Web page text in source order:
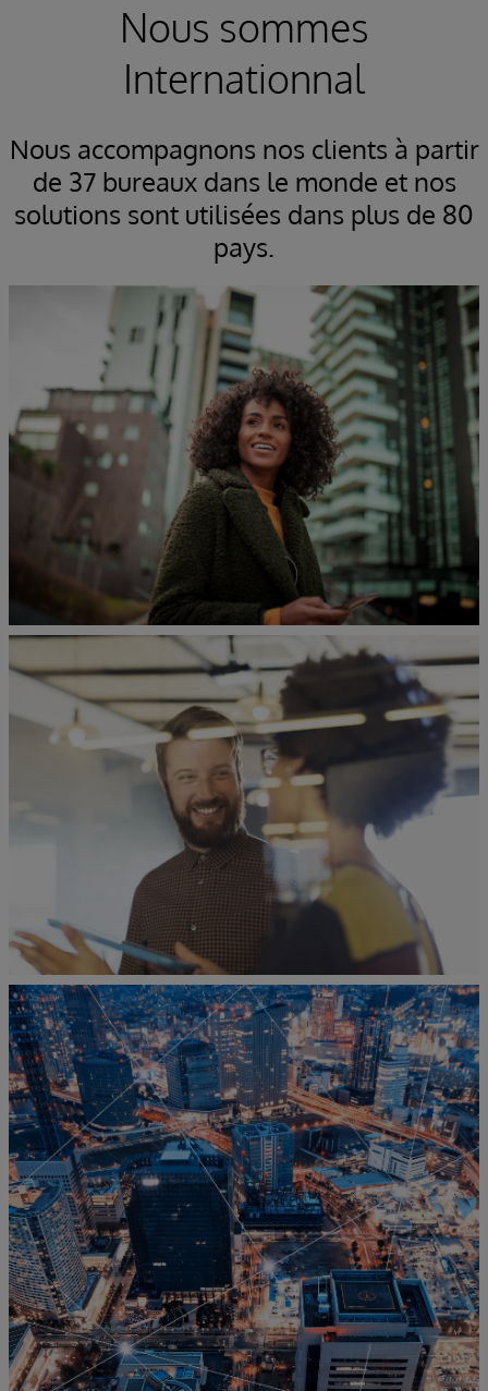
Nous sommes
Internationnal
Nous accompagnons nos clients à partir
de 37 bureaux dans le monde et nos
solutions sont utilisées dans plus de 80
pays.